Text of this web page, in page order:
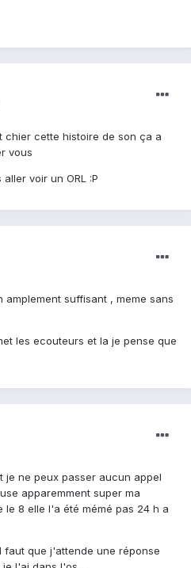
chier cette histoire de son ça a
vous
voir un ORL :P
amplement suffisant , meme sans
les ecouteurs et la je pense que
je ne peux passer aucun appel
apparemment super ma
8 elle l'a été mémé pas 24 h a
que j'attende une réponse